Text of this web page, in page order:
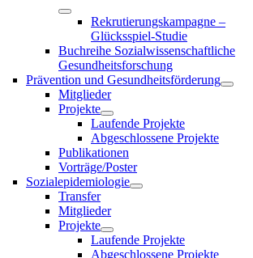
Rekrutierungskampagne –
Glücksspiel-Studie
Buchreihe Sozialwissenschaftliche
Gesundheitsforschung
Prävention und Gesundheitsförderung
Mitglieder
Projekte
Laufende Projekte
Abgeschlossene Projekte
Publikationen
Vorträge/Poster
Sozialepidemiologie
Transfer
Mitglieder
Projekte
Laufende Projekte
Abgeschlossene Projekte